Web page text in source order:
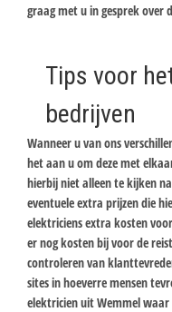
graag met u in gesprek over
Tips voor
bedrijven
Wanneer u van ons
het aan u om deze met
hierbij niet alleen te kijken
eventuele extra prijzen die
elektriciens extra kosten
er nog kosten bij voor de
controleren van
sites in hoeverre mensen
elektricien uit Wemmel